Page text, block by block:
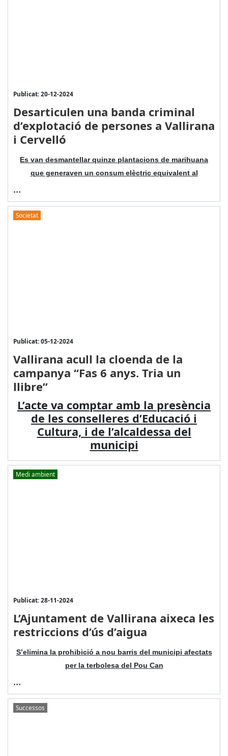
Publicat: 20-12-2024
Desarticulen una banda criminal
d’explotació de persones a Vallirana
i Cervelló
Es van desmantellar quinze plantacions de marihuana
que generaven un consum elèctric equivalent al
...
Societat
Publicat: 05-12-2024
Vallirana acull la cloenda de la
campanya “Fas 6 anys. Tria un
llibre”
L’acte va comptar amb la presència
de les conselleres d’Educació i
Cultura, i de l’alcaldessa del
municipi
Medi ambient
Publicat: 28-11-2024
L’Ajuntament de Vallirana aixeca les
restriccions d’ús d’aigua
S’elimina la prohibició a nou barris del municipi afectats
per la terbolesa del Pou Can
...
Successos